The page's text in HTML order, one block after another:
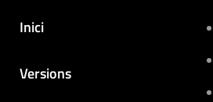
Inici
Versions